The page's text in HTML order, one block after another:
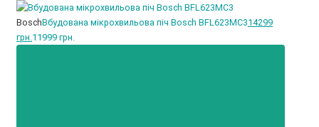
BoschВбудована мікрохвильова піч Bosch BFL623MC314299
грн.11999 грн.